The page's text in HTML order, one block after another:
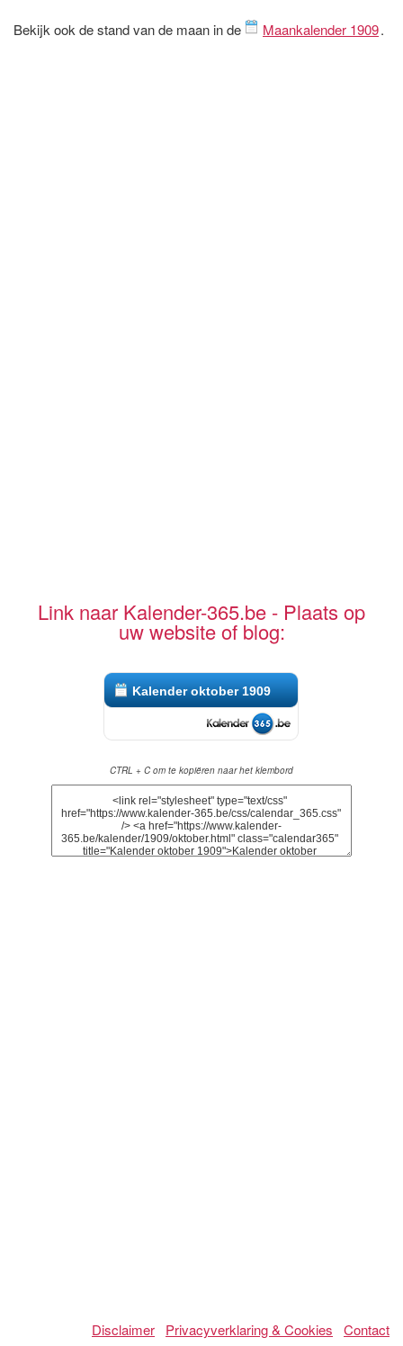
Bekijk ook de stand van de maan in de Maankalender 1909.
Link naar Kalender-365.be - Plaats op
uw website of blog:
Kalender oktober 1909
CTRL + C om te kopiëren naar het klembord
Disclaimer Privacyverklaring & Cookies Contact